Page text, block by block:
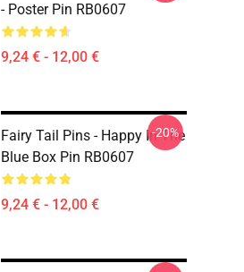
- Poster Pin RB0607
9,24 € - 12,00 €
Fairy Tail Pins - Happy In The
Blue Box Pin RB0607
9,24 € - 12,00 €
-20%